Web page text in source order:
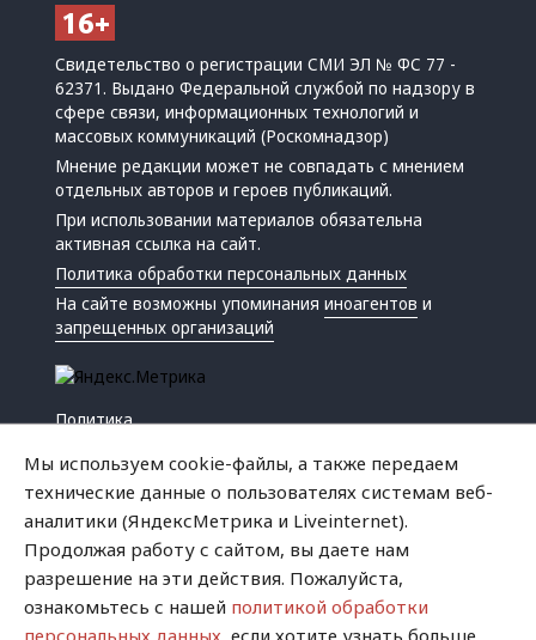
Свидетельство о регистрации СМИ ЭЛ № ФС 77 -
62371. Выдано Федеральной службой по надзору в
сфере связи, информационных технологий и
массовых коммуникаций (Роскомнадзор)
Мнение редакции может не совпадать с мнением
отдельных авторов и героев публикаций.
При использовании материалов обязательна
активная ссылка на сайт.
Политика обработки персональных данных
На сайте возможны упоминанияиноагентов и
запрещенных организаций
Политика
Криминал
Успех
Мы используем cookie-файлы, а также передаем
технические данные о пользователях системам веб-
аналитики (ЯндексМетрика и Liveinternet).
Продолжая работу с сайтом, вы даете нам
разрешение на эти действия. Пожалуйста,
ознакомьтесь с нашей политикой обработки
персональных данных , если хотите узнать больше.